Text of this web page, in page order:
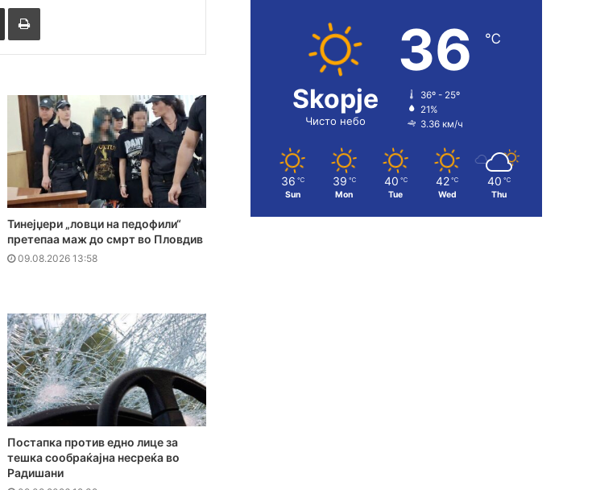
Сподели преку Е-маил Испринтај
Тинејџери „ловци на педофили“
претепаа маж до смрт во Пловдив
09.08.2026 13:58
Постапка против едно лице за
тешка сообраќајна несреќа во
Радишани
Skopje
Чисто небо
36 ℃
36º - 25º
21%
3.36 км/ч
36 ℃
Sun
39 ℃
Mon
40 ℃
Tue
42 ℃
Wed
40 ℃
Thu